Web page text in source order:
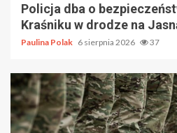
Policja dba o
Kraśniku w drodze na
Paulina Polak 6 sierpnia 2026 37